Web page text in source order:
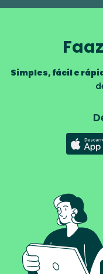
Simples, fácil e